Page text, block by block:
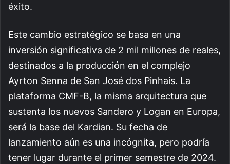
éxito.
Este cambio estratégico se basa en una
inversión significativa de 2 mil millones de reales,
destinados a la producción en el complejo
Ayrton Senna de San José dos Pinhais. La
plataforma CMF-B, la misma arquitectura que
sustenta los nuevos Sandero y Logan en Europa,
será la base del Kardian. Su fecha de
lanzamiento aún es una incógnita, pero podría
tener lugar durante el primer semestre de 2024.